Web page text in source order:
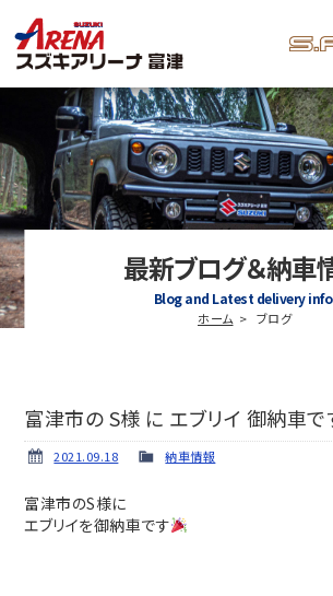
最新ブログ＆納車
Blog and Latest delivery
ホーム ブログ
富津市の S様 に エブリイ 御納車
2021.09.18 納車情報
富津市のS様に
エブリイを御納車です